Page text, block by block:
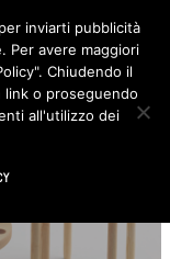
F
c
e
b
o
I
n
s
t
inviarti pubblicità
Per avere maggiori
Chiudendo il
link o proseguendo
all'utilizzo dei